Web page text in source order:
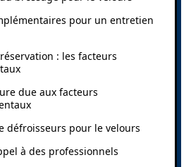
pour un entretien
: les facteurs
due aux facteurs
défroisseurs pour le velours
à des professionnels